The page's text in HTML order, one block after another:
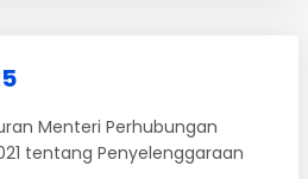
Menteri Perhubungan
tentang Penyelenggaraan